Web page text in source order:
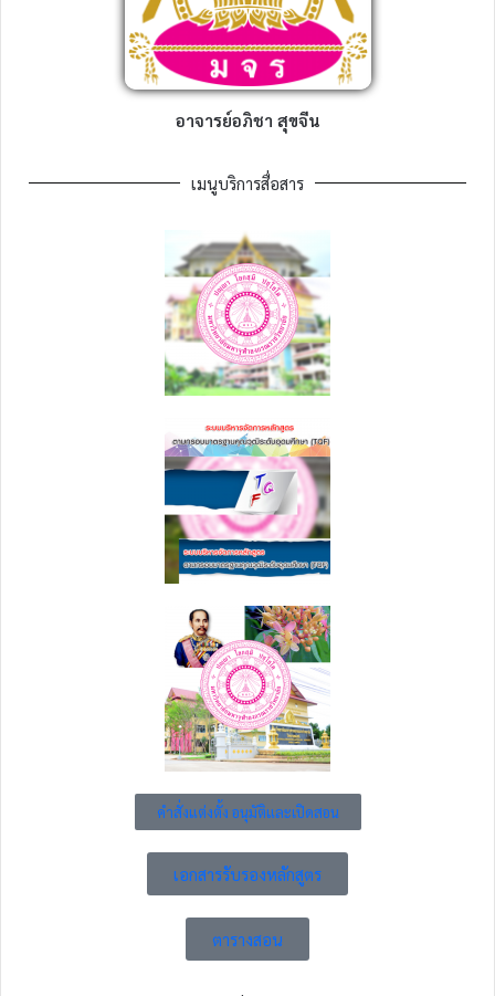
อาจารย์อภิชา สุขจีน
เมนูบริการสื่อสาร
คำสั่งแต่งตั้ง อนุมัติและเปิดสอน
เอกสารรับรองหลักสูตร
ตารางสอน